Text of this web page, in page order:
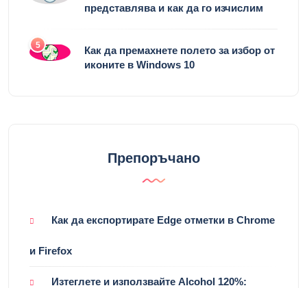
представлява и как да го изчислим
5
Как да премахнете полето за избор от
иконите в Windows 10
Препоръчано
Как да експортирате Edge отметки в Chrome
и Firefox
Изтеглете и използвайте Alcohol 120%: